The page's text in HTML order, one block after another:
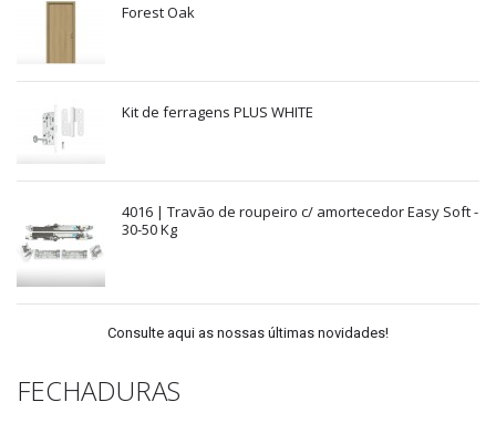
Forest Oak
Kit de ferragens PLUS WHITE
4016 | Travão de roupeiro c/ amortecedor Easy Soft -
30-50 Kg
Consulte aqui as nossas últimas novidades!
FECHADURAS